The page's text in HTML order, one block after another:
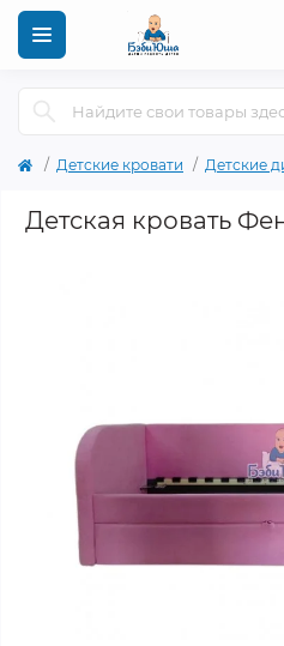
Детские кровати Детские
Детская кровать